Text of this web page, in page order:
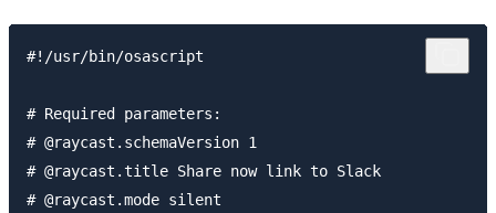
#!/usr/bin/osascript
# Required parameters:
# @raycast.schemaVersion 1
# @raycast.title Share now link to Slack
# @raycast.mode silent